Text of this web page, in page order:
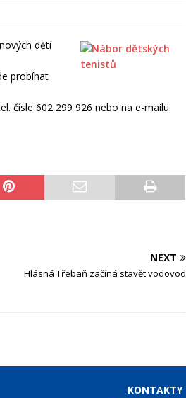
dětí
probíhat
čísle 602 299 926 nebo na e-mailu:
NEXT
Hlásná Třebaň začíná stavět vodovod
KONTAKTY